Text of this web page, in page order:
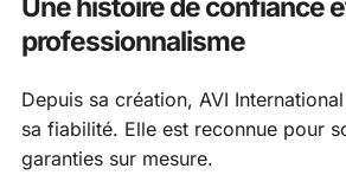
Une histoire de confiance
professionnalisme
Depuis sa création, AVI
sa fiabilité. Elle est reconnue pour
garanties sur mesure.